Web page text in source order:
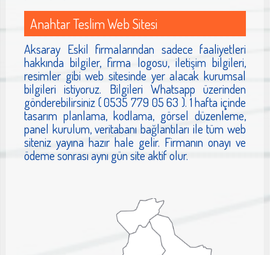
Anahtar Teslim Web Sitesi
Aksaray Eskil firmalarından sadece faaliyetleri
hakkında bilgiler, firma logosu, iletişim bilgileri,
resimler gibi web sitesinde yer alacak kurumsal
bilgileri istiyoruz. Bilgileri Whatsapp üzerinden
gönderebilirsiniz ( 0535 779 05 63 ). 1 hafta içinde
tasarım planlama, kodlama, görsel düzenleme,
panel kurulum, veritabanı bağlantıları ile tüm web
siteniz yayına hazır hale gelir. Firmanın onayı ve
ödeme sonrası aynı gün site aktif olur.